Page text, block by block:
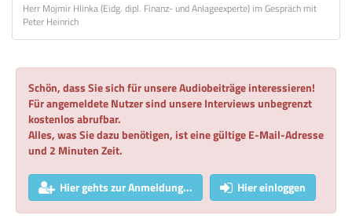
Herr Mojmir Hlinka (Eidg. dipl. Finanz- und Anlageexperte) im Gespräch mit
Peter Heinrich
Schön, dass Sie sich für unsere Audiobeiträge interessieren!
Für angemeldete Nutzer sind unsere Interviews unbegrenzt
kostenlos abrufbar.
Alles, was Sie dazu benötigen, ist eine gültige E-Mail-Adresse
und 2 Minuten Zeit.
Hier gehts zur Anmeldung... Hier einloggen